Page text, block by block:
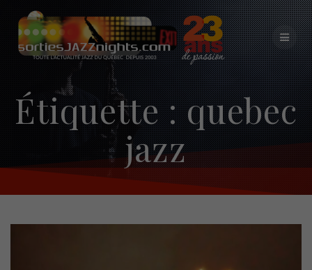
Skip
to
content
Étiquette :quebec
jazz